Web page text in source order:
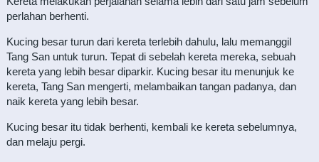
perlahan berhenti.
Kucing besar turun dari kereta terlebih dahulu, lalu memanggil
Tang San untuk turun. Tepat di sebelah kereta mereka, sebuah
kereta yang lebih besar diparkir. Kucing besar itu menunjuk ke
kereta, Tang San mengerti, melambaikan tangan padanya, dan
naik kereta yang lebih besar.
Kucing besar itu tidak berhenti, kembali ke kereta sebelumnya,
dan melaju pergi.